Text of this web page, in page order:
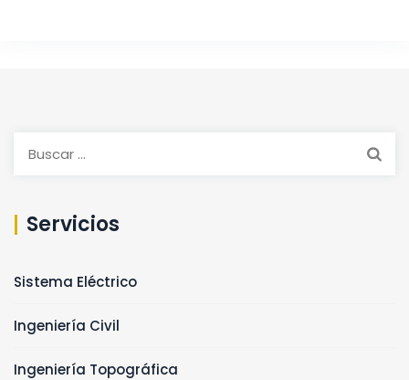
Servicios
Sistema Eléctrico
Ingeniería Civil
Ingeniería Topográfica